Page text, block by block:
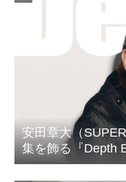
安田章大（
集を飾る『Depth